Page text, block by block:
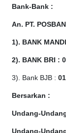
Bank-Bank :
An. PT.
1). BANK
2). BANK BRI :
3). Bank BJB :
Bersarkan :
Undang-
Undang-